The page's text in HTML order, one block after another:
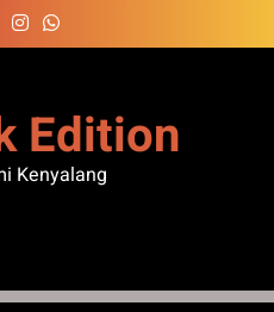
Edition
Kenyalang